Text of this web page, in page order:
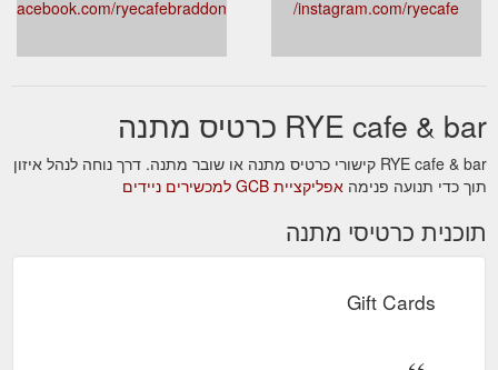
facebook.com/ryecafebraddon/
instagram.com/ryecafe/
RYE cafe & bar כרטיס מתנה
RYE cafe & bar קישורי כרטיס מתנה או שובר מתנה. דרך נוחה לנהל איזון
תוך כדי תנועה פנימה אפליקציית GCB למכשירים ניידים
תוכנית כרטיסי מתנה
Gift Cards